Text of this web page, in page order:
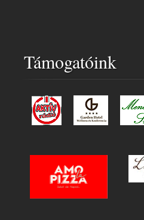
Támogatóink